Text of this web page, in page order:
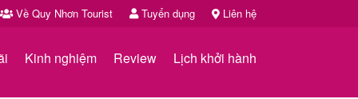
Về Quy Nhơn Tourist Tuyển dụng Liên hệ
Kinh nghiệm Review Lịch khởi hành